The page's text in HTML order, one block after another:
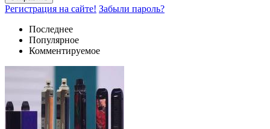
Регистрация на сайте! Забыли пароль?
Последнее
Популярное
Комментируемое